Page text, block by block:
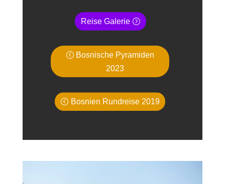
Reise Galerie
Bosnische Pyramiden
2023
Bosnien Rundreise 2019